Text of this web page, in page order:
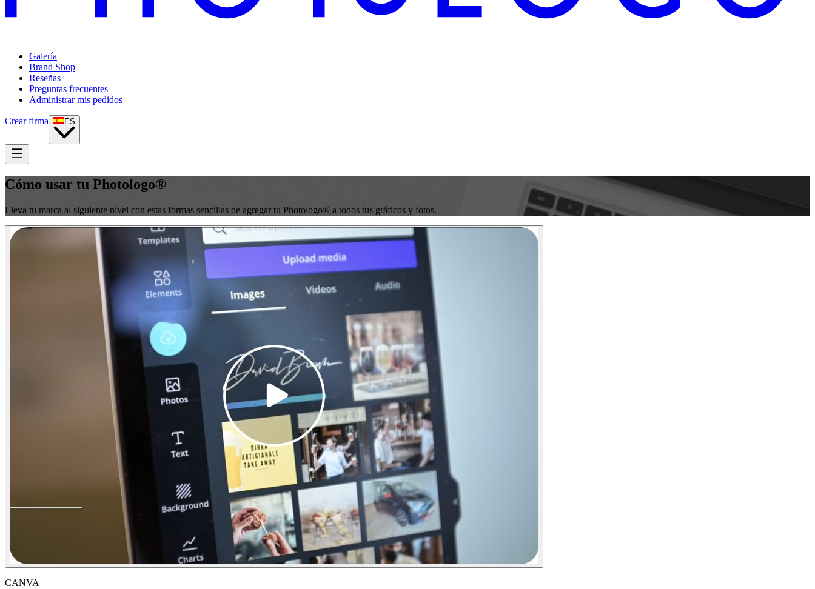
Galería
Brand Shop
Reseñas
Preguntas frecuentes
Administrar mis pedidos
Crear firma ES
Cómo usar tu Photologo®
Lleva tu marca al siguiente nivel con estas formas sencillas de agregar tu Photologo® a todos tus gráficos y fotos.
CANVA